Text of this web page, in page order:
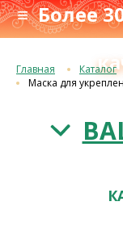
≡ Более
Главная Каталог
Маска для